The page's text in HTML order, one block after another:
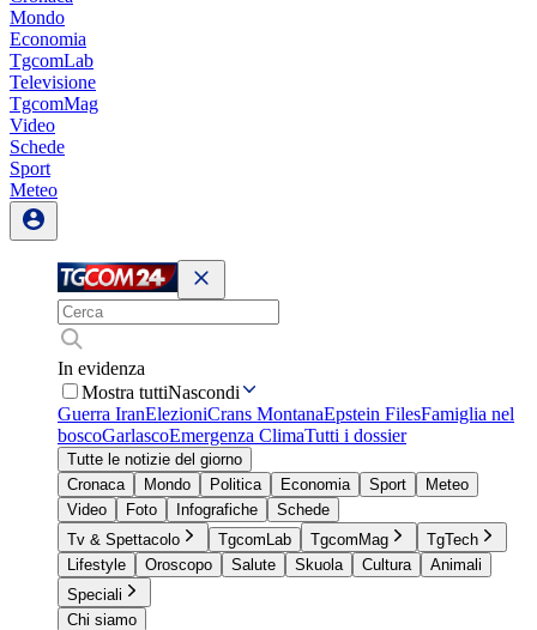
Mondo
Economia
TgcomLab
Televisione
TgcomMag
Video
Schede
Sport
Meteo
In evidenza
Mostra tuttiNascondi
Guerra IranElezioniCrans MontanaEpstein FilesFamiglia nel
boscoGarlascoEmergenza ClimaTutti i dossier
Tutte le notizie del giorno
Cronaca
Mondo Politica Economia Sport
Meteo
Video
Foto Infografiche
Schede
Tv & Spettacolo
TgcomLab TgcomMag
TgTech
Lifestyle
Oroscopo Salute Skuola Cultura
Animali
Speciali
Chi siamo